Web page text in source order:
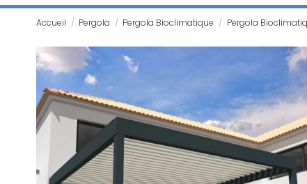
Accueil Pergola Pergola Bioclimatique Pergola